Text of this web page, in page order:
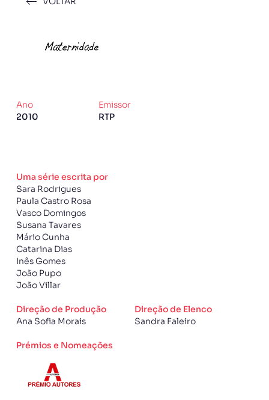
Ano
2010
Emissor
RTP
Uma série escrita por
Sara Rodrigues
Paula Castro Rosa
Vasco Domingos
Susana Tavares
Mário Cunha
Catarina Dias
Inês Gomes
João Pupo
João Villar
Direção de Produção
Ana Sofia Morais
Direção de Elenco
Sandra Faleiro
Prémios e Nomeações